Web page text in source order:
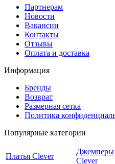
Партнерам
Новости
Вакансии
Контакты
Отзывы
Оплата и доставка
Информация
Бренды
Возврат
Размерная сетка
Политика
Популярные категории
Платья Clever
Джемперы
Clever